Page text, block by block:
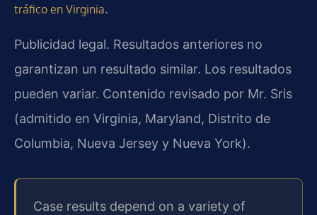
tráfico en Virginia.
Publicidad legal. Resultados anteriores no
garantizan un resultado similar. Los resultados
pueden variar. Contenido revisado por Mr. Sris
(admitido en Virginia, Maryland, Distrito de
Columbia, Nueva Jersey y Nueva York).
Case results depend on a variety of